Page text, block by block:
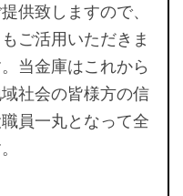
供致しますので、
ご活用いただきま
当金庫はこれから
社会の皆様方の信
員一丸となって全